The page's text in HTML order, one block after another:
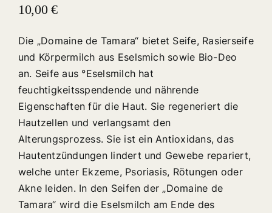
10,00€
Die „Domaine de Tamara“ bietet Seife, Rasierseife
und Körpermilch aus Eselsmich sowie Bio-Deo
an. Seife aus °Eselsmilch hat
feuchtigkeitsspendende und nährende
Eigenschaften für die Haut. Sie regeneriert die
Hautzellen und verlangsamt den
Alterungsprozess. Sie ist ein Antioxidans, das
Hautentzündungen lindert und Gewebe repariert,
welche unter Ekzeme, Psoriasis, Rötungen oder
Akne leiden. In den Seifen der „Domaine de
Tamara“ wird die Eselsmilch am Ende des